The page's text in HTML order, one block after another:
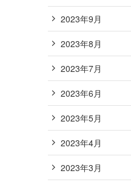
2023年9月
2023年8月
2023年7月
2023年6月
2023年5月
2023年4月
2023年3月